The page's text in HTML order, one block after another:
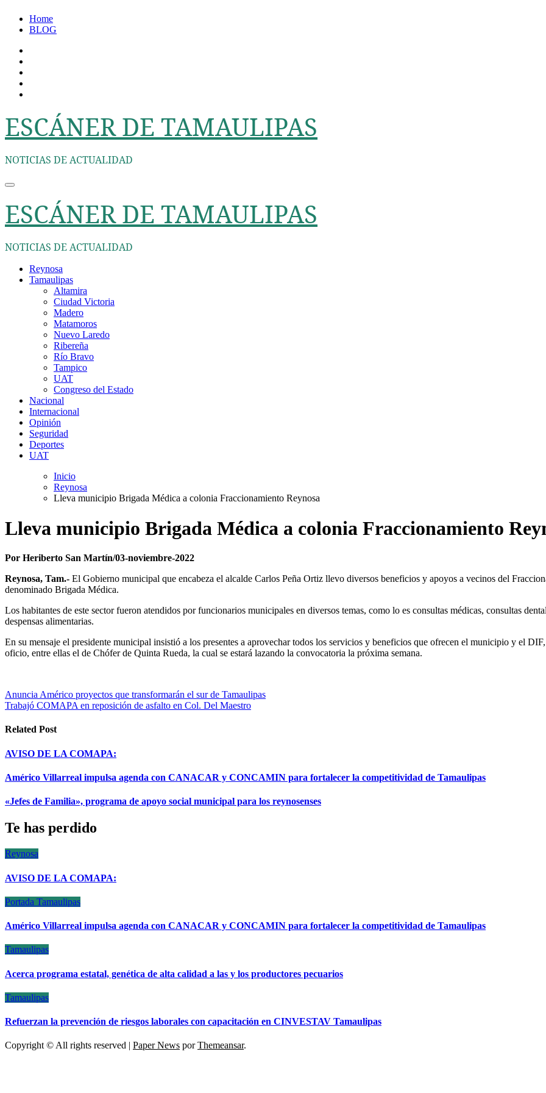
Home
BLOG
ESCÁNER DE TAMAULIPAS
NOTICIAS DE ACTUALIDAD
ESCÁNER DE TAMAULIPAS
NOTICIAS DE ACTUALIDAD
Reynosa
Tamaulipas
Altamira
Ciudad Victoria
Madero
Matamoros
Nuevo Laredo
Ribereña
Río Bravo
Tampico
UAT
Congreso del Estado
Nacional
Internacional
Opinión
Seguridad
Deportes
UAT
Inicio
Reynosa
Lleva municipio Brigada Médica a colonia Fraccionamiento Reynosa
Lleva municipio Brigada Médica a colonia Fraccionamiento
Por Heriberto San Martín/03-noviembre-2022
Reynosa, Tam.- El Gobierno municipal que encabeza el alcalde Carlos Peña Ortiz llevo diversos beneficios y apoyos a vecinos del
denominado Brigada Médica.
Los habitantes de este sector fueron atendidos por funcionarios municipales en diversos temas, como lo es consultas médicas, consultas
despensas alimentarias.
En su mensaje el presidente municipal insistió a los presentes a aprovechar todos los servicios y beneficios que ofrecen el municipio y el
oficio, entre ellas el de Chófer de Quinta Rueda, la cual se estará lazando la convocatoria la próxima semana.
Navegación
de
entradas
Anuncia Américo proyectos que transformarán el sur de Tamaulipas
Trabajó COMAPA en reposición de asfalto en Col. Del Maestro
Related Post
AVISO DE LA COMAPA:
Américo Villarreal impulsa agenda con CANACAR y CONCAMIN para fortalecer la competitividad de Tamaulipas
«Jefes de Familia», programa de apoyo social municipal para los reynosenses
Te has perdido
Reynosa
AVISO DE LA COMAPA:
Portada Tamaulipas
Américo Villarreal impulsa agenda con CANACAR y CONCAMIN para fortalecer la competitividad de Tamaulipas
Tamaulipas
Acerca programa estatal, genética de alta calidad a las y los productores pecuarios
Tamaulipas
Refuerzan la prevención de riesgos laborales con capacitación en CINVESTAV Tamaulipas
Copyright © All rights reserved | Paper News porThemeansar.